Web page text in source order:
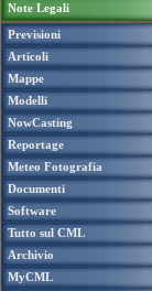
Note Legali
Previsioni
Articoli
Mappe
Modelli
NowCasting
Reportage
Meteo Fotografia
Documenti
Software
Tutto sul CML
Archivio
MyCML